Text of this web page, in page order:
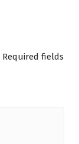
Required fields